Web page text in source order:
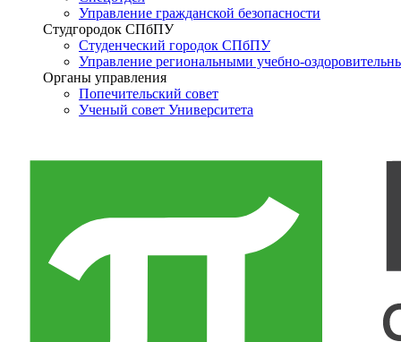
Управление гражданской безопасности
Студгородок СПбПУ
Студенческий городок СПбПУ
Управление региональными учебно-
Органы управления
Попечительский совет
Ученый совет Университета